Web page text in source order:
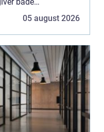
muli...
05 august 2026